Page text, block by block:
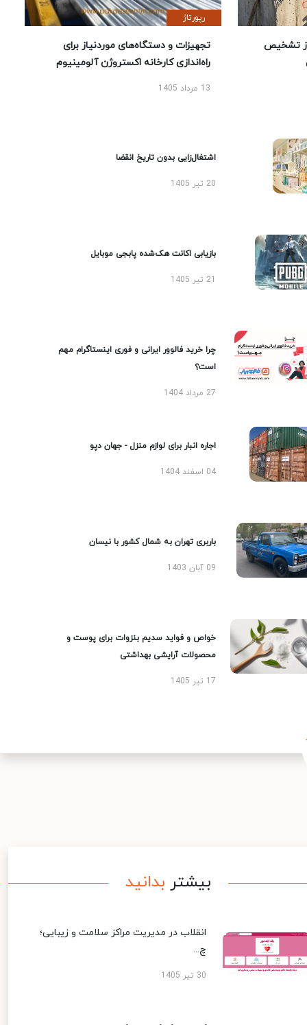
تشخیص
رپورتاژ
تجهیزات و دستگاه‌های موردنیاز برای
راه‌اندازی کارخانه اکستروژن آلومینیوم
13 مرداد 1405
اشتغال‌زایی بدون تاریخ انقضا
20 تیر 1405
بازیابی اکانت هک‌شده پابجی موبایل
چرا خرید فالوور ایرانی و فوری اینستاگرام مهم
است؟
27 مرداد 1404
اجاره انبار برای لوازم منزل - جهان دپو
04 اسفند 1404
باربری تهران به شمال کشور با نیسان
09 آبان 1403
خواص و فواید سدیم بنزوات برای پوست و
محصولات آرایشی بهداشتی
17 تیر 1405
بیشتر بدانید
انقلاب در مدیریت مراکز سلامت و زیبایی؛
چ...
30 تیر 1405